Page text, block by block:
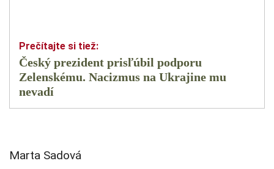
Český prezident prisľúbil podporu
Zelenskému. Nacizmus na Ukrajine mu
nevadí
Marta Sadová